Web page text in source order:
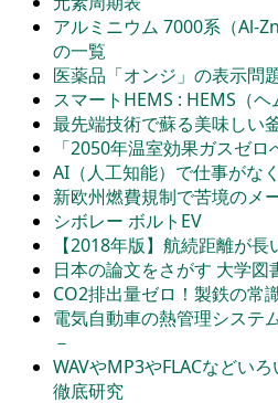
アルミニウム 7000系（Al-
の一覧
医薬品「オンジ」の表示問
スマートHEMS : HEMS（ヘ
最先端技術で蘇る美味しい
「2050年温室効果ガスゼ
AI（人工知能）で仕事がな
新欧州燃費規制で苦境のメ
シボレー ボルトEV
【2018年版】航続距離が
日本の論文をさがす 大学
CO2排出量ゼロ！製鉄の常
電気自動車の熱管理システ
－
WAVやMP3やFLACなどい
徹底研究